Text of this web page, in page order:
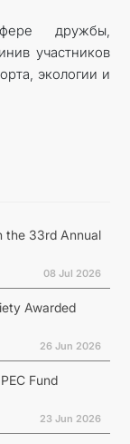
дружбы,
участников
экологии и
the 33rd Annual
08 Jul 2026
Awarded
26 Jun 2026
Fund
23 Jun 2026